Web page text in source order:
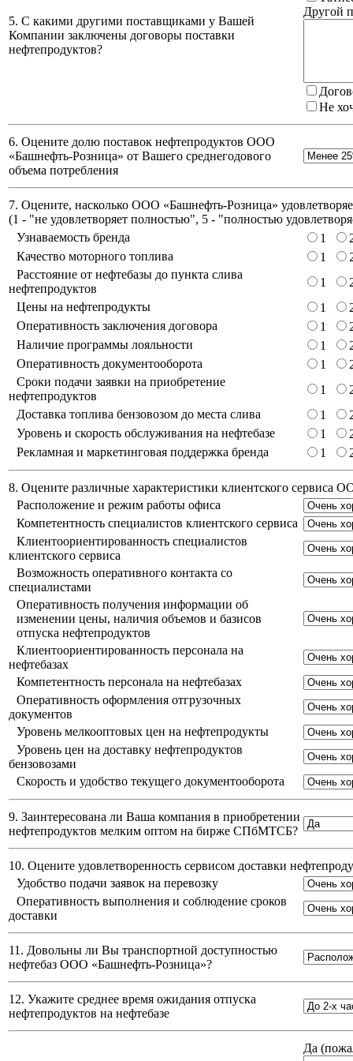
5. С какими другими поставщиками у Вашей
Компании заключены договоры поставки
нефтепродуктов?
Другой
Не
6. Оцените долю поставок нефтепродуктов ООО
«Башнефть-Розница» от Вашего среднегодового
объема потребления
7. Оцените, насколько ООО «Башнефть-Розница»
(1 - "не удовлетворяет полностью", 5 - "полностью
Узнаваемость бренда
1
Качество моторного топлива
1
Расстояние от нефтебазы до пункта слива
нефтепродуктов
1
Цены на нефтепродукты
1
Оперативность заключения договора
1
Наличие программы лояльности
1
Оперативность документооборота
1
Сроки подачи заявки на приобретение
нефтепродуктов
1
Доставка топлива бензовозом до места слива
1
Уровень и скорость обслуживания на нефтебазе
1
Рекламная и маркетинговая поддержка бренда
1
8. Оцените различные характеристики клиентского сервиса
Расположение и режим работы офиса
Компетентность специалистов клиентского сервиса
Клиентоориентированность специалистов
клиентского сервиса
Возможность оперативного контакта со
специалистами
Оперативность получения информации об
изменении цены, наличия объемов и базисов
отпуска нефтепродуктов
Клиентоориентированность персонала на
нефтебазах
Компетентность персонала на нефтебазах
Оперативность оформления отгрузочных
документов
Уровень мелкооптовых цен на нефтепродукты
Уровень цен на доставку нефтепродуктов
бензовозами
Скорость и удобство текущего документооборота
9. Заинтересована ли Ваша компания в приобретении
нефтепродуктов мелким оптом на бирже СПбМТСБ?
10. Оцените удовлетворенность сервисом доставки
Удобство подачи заявок на перевозку
Оперативность выполнения и соблюдение сроков
доставки
11. Довольны ли Вы транспортной доступностью
нефтебаз ООО «Башнефть-Розница»?
12. Укажите среднее время ожидания отпуска
нефтепродуктов на нефтебазе
Да (